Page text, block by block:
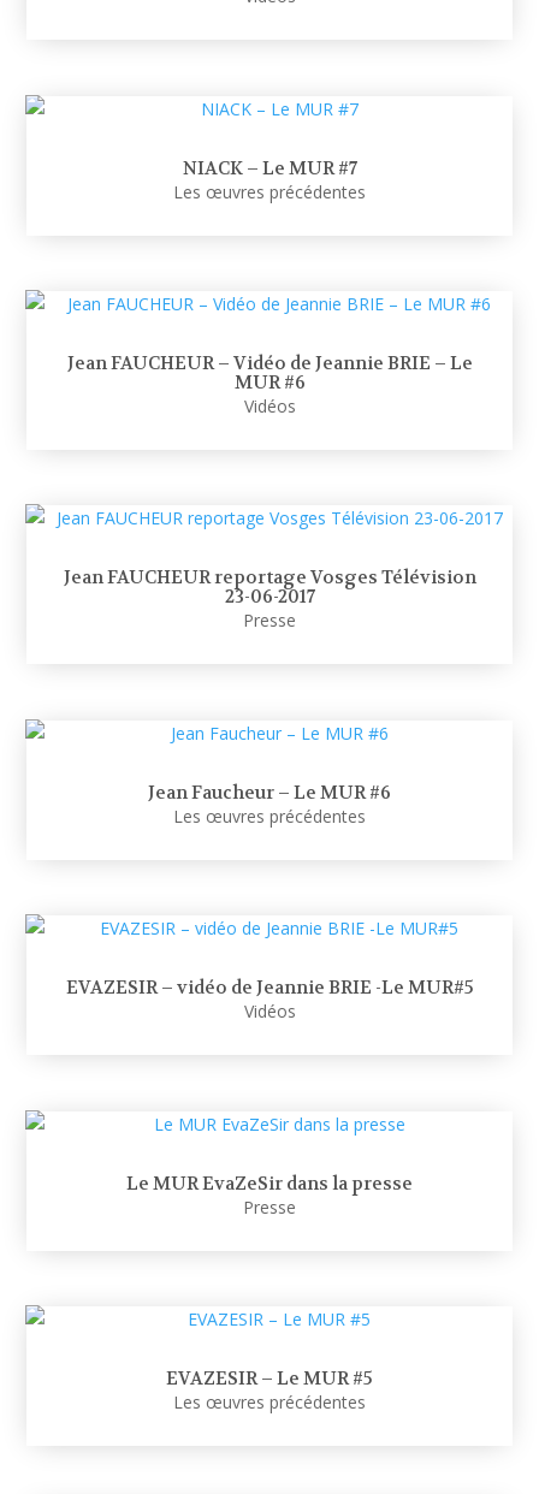
NIACK – Le MUR #7
Les œuvres précédentes
Jean FAUCHEUR – Vidéo de Jeannie BRIE – Le
MUR #6
Vidéos
Jean FAUCHEUR reportage Vosges Télévision
23-06-2017
Presse
Jean Faucheur – Le MUR #6
Les œuvres précédentes
EVAZESIR – vidéo de Jeannie BRIE -Le MUR#5
Vidéos
Le MUR EvaZeSir dans la presse
Presse
EVAZESIR – Le MUR #5
Les œuvres précédentes